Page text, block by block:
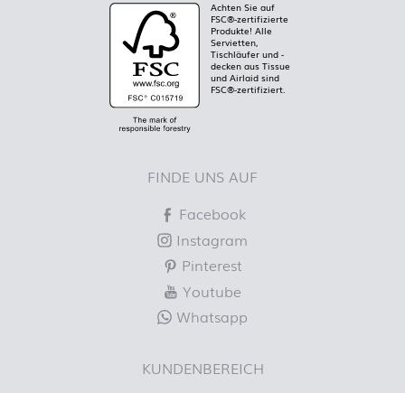
Achten Sie auf
FSC®-zertifizierte
Produkte! Alle
Servietten,
Tischläufer und -
decken aus Tissue
und Airlaid sind
FSC®-zertifiziert.
FINDE UNS AUF
Facebook
Instagram
Pinterest
Youtube
Whatsapp
KUNDENBEREICH